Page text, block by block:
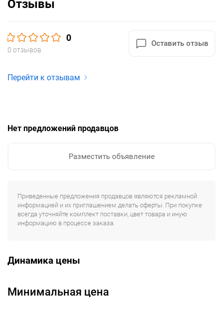
Отзывы
0
0 отзывов
Оставить отзыв
Перейти к отзывам
Нет предложений продавцов
Разместить объявление
Приведенные предложения продавцов являются рекламной
информацией и их приглашением делать оферты. При покупке
всегда уточняйте комплект поставки, цвет товара и иную
информацию в процессе заказа.
Динамика цены
Минимальная цена